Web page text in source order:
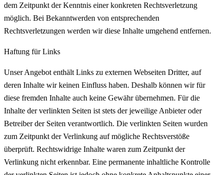
dem Zeitpunkt der Kenntnis einer konkreten Rechtsverletzung
möglich. Bei Bekanntwerden von entsprechenden
Rechtsverletzungen werden wir diese Inhalte umgehend entfernen.
Haftung für Links
Unser Angebot enthält Links zu externen Webseiten Dritter, auf
deren Inhalte wir keinen Einfluss haben. Deshalb können wir für
diese fremden Inhalte auch keine Gewähr übernehmen. Für die
Inhalte der verlinkten Seiten ist stets der jeweilige Anbieter oder
Betreiber der Seiten verantwortlich. Die verlinkten Seiten wurden
zum Zeitpunkt der Verlinkung auf mögliche Rechtsverstöße
überprüft. Rechtswidrige Inhalte waren zum Zeitpunkt der
Verlinkung nicht erkennbar. Eine permanente inhaltliche Kontrolle